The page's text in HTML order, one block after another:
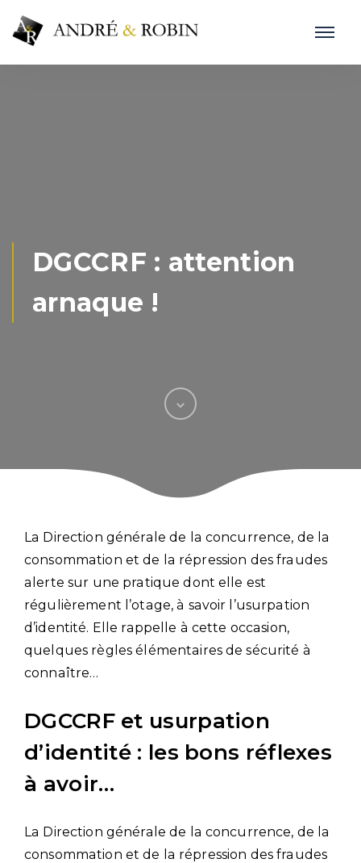
DGCCRF : attention
arnaque !
La Direction générale de la concurrence, de la
consommation et de la répression des fraudes
alerte sur une pratique dont elle est
régulièrement l’otage, à savoir l’usurpation
d’identité. Elle rappelle à cette occasion,
quelques règles élémentaires de sécurité à
connaître…
DGCCRF et usurpation
d’identité : les bons réflexes
à avoir…
La Direction générale de la concurrence, de la
consommation et de la répression des fraudes